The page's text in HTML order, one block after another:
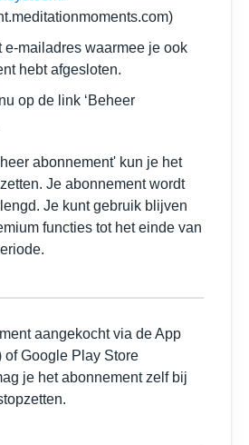
e-mailadres waarmee je ook
hebt afgesloten.
op de link ‘Beheer
abonnement' kun je het
Je abonnement wordt
Je kunt gebruik blijven
functies tot het einde van
aangekocht via de App
of Google Play Store
je het abonnement zelf bij